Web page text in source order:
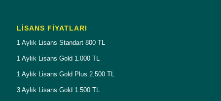
LISANS FIYATLARI
1 Aylık Lisans Standart 800 TL
1 Aylık Lisans Gold 1.000 TL
1 Aylık Lisans Gold Plus 2.500 TL
3 Aylık Lisans Gold 1.500 TL